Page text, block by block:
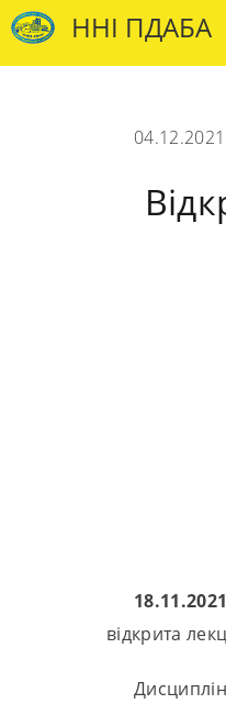
ННІ ПДАБА
04.12.2021
відкрита